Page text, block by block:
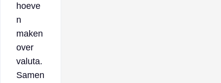
hoeve
n
maken
over
valuta.
Samen